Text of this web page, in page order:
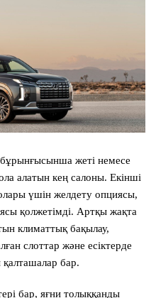
жеті немесе
алатын кең салоны. Екінші
үшін желдету опциясы,
қолжетімді. Артқы жақта
климаттық бақылау,
слоттар және есіктерде
бар.
бар, яғни толыққанды